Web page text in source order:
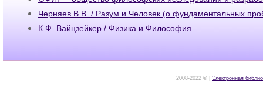
Черняев В.В. / Разум и Человек (о фундаментальных
К.Ф. Вайцзейкер / Физика и Философия
2008-2022 © | Электронная